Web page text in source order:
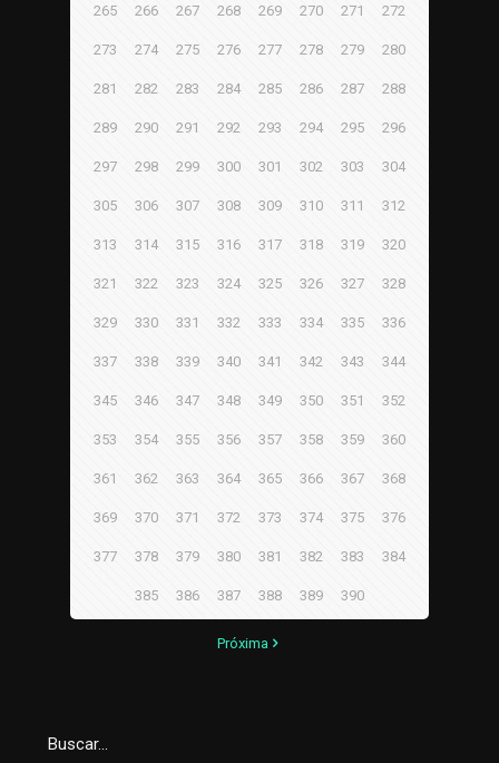
265 266 267 268 269 270 271 272
273 274 275 276 277 278 279 280
281 282 283 284 285 286 287 288
289 290 291 292 293 294 295 296
297 298 299 300 301 302 303 304
305 306 307 308 309 310 311 312
313 314 315 316 317 318 319 320
321 322 323 324 325 326 327 328
329 330 331 332 333 334 335 336
337 338 339 340 341 342 343 344
345 346 347 348 349 350 351 352
353 354 355 356 357 358 359 360
361 362 363 364 365 366 367 368
369 370 371 372 373 374 375 376
377 378 379 380 381 382 383 384
385 386 387 388 389 390
Próxima